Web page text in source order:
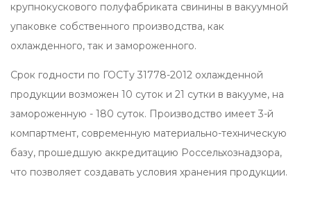
крупнокускового полуфабриката свинины в вакуумной
упаковке собственного производства, как
охлажденного, так и замороженного.
Срок годности по ГОСТу 31778-2012 охлажденной
продукции возможен 10 суток и 21 сутки в вакууме, на
замороженную - 180 суток. Производство имеет 3-й
компартмент, современную материально-техническую
базу, прошедшую аккредитацию Россельхознадзора,
что позволяет создавать условия хранения продукции.